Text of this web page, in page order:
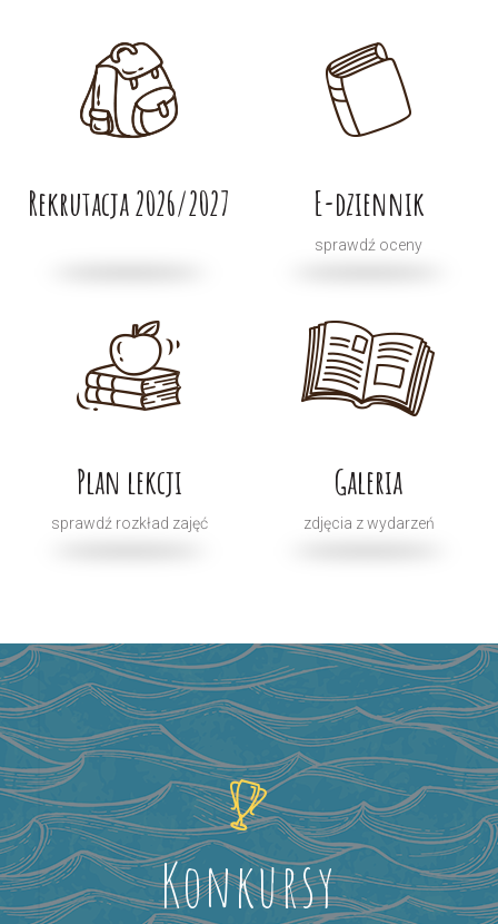
Rekrutacja 2026/2027 E-dziennik
sprawdź oceny
Plan lekcji
sprawdź rozkład zajęć
Galeria
zdjęcia z wydarzeń
Konkursy